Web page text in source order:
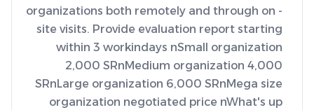
organizations both remotely and through on -
site visits. Provide evaluation report starting
within 3 workindays nSmall organization
2,000 SRnMedium organization 4,000
SRnLarge organization 6,000 SRnMega size
organization negotiated price nWhat's up